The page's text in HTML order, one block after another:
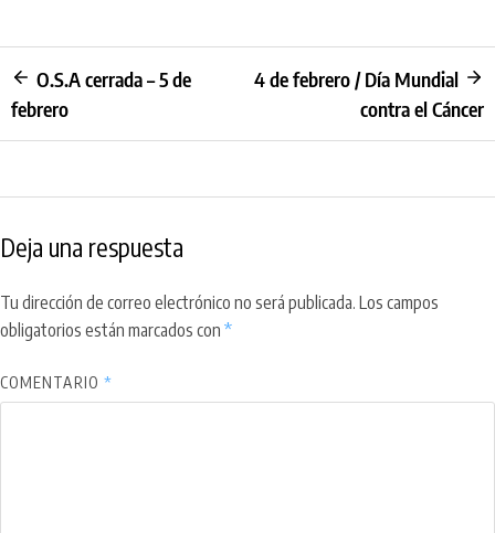
O.S.A cerrada – 5 de
febrero
4 de febrero / Día Mundial
contra el Cáncer
Deja una respuesta
Tu dirección de correo electrónico no será publicada. Los campos
obligatorios están marcados con *
COMENTARIO *